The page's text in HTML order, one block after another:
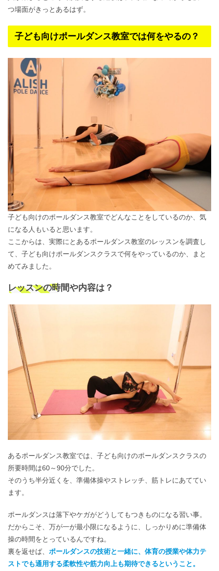
つ場面がきっとあるはず。
子ども向けポールダンス教室では何をやるの？
子ども向けのポールダンス教室でどんなことをしているのか、気
になる人もいると思います。
ここからは、実際にとあるポールダンス教室のレッスンを調査し
て、子ども向けポールダンスクラスで何をやっているのか、まと
めてみました。
レッスンの時間や内容は？
あるポールダンス教室では、子ども向けのポールダンスクラスの
所要時間は60～90分でした。
そのうち半分近くを、準備体操やストレッチ、筋トレにあててい
ます。
ポールダンスは落下やケガがどうしてもつきものになる習い事。
だからこそ、万が一が最小限になるように、しっかりめに準備体
操の時間をとっているんですね。
裏を返せば、 ポールダンスの技術と一緒に、体育の授業や体力テ
ストでも通用する柔軟性や筋力向上も期待できるということ。